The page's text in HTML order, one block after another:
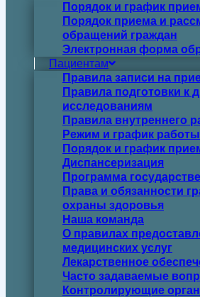
Порядок и график
Порядок приема и
обращений граждан
Электронная форма
Пациентам
Правила записи на
Правила подготовки к
исследованиям
Правила внутреннего
Режим и график работы
Порядок и график
Диспансеризация
Программа
Права и обязанности
охраны здоровья
Наша команда
О правилах
медицинских услуг
Лекарственное
Часто задаваемые
Контролирующие